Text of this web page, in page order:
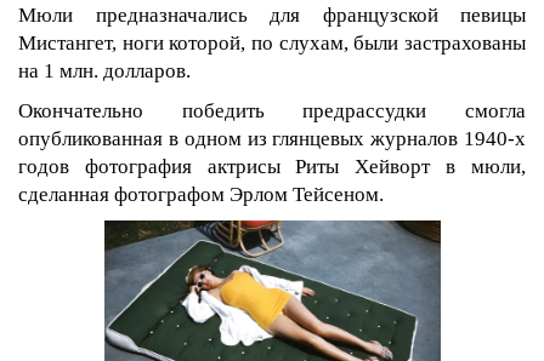
Мюли предназначались для французской певицы
Мистангет, ноги которой, по слухам, были застрахованы
на 1 млн. долларов.
Окончательно победить предрассудки смогла
опубликованная в одном из глянцевых журналов 1940-х
годов фотография актрисы Риты Хейворт в мюли,
сделанная фотографом Эрлом Тейсеном.